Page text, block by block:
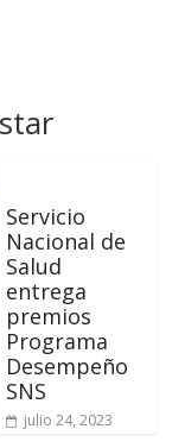
Servicio
Nacional de
Salud
entrega
premios
Programa
Desempeño
SNS
julio 24, 2023